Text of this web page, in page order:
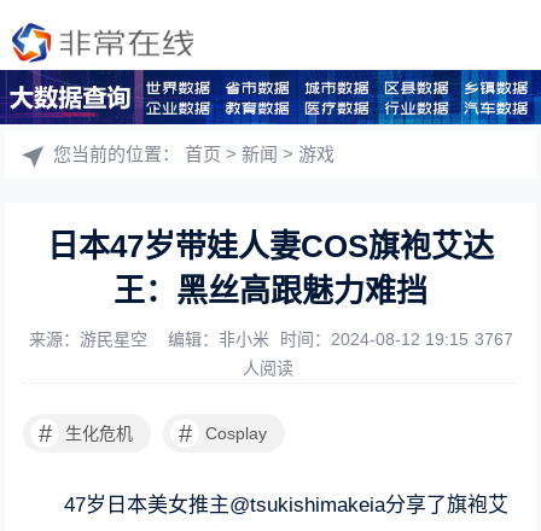
您当前的位置：首页 >新闻 > 游戏
日本47岁带娃人妻COS旗袍艾达
王：黑丝高跟魅力难挡
来源：游民星空 编辑：非小米 时间：2024-08-12 19:15 3767
人阅读
# 生化危机 # Cosplay
47岁日本美女推主@tsukishimakeia分享了旗袍艾